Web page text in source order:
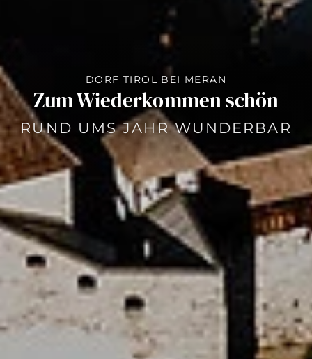
DORF TIROL BEI MERAN
Zum Wiederkommen schön
RUND UMS JAHR WUNDERBAR